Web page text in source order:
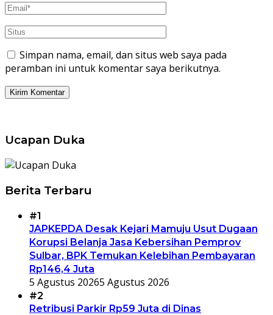
Simpan nama, email, dan situs web saya pada
peramban ini untuk komentar saya berikutnya.
Ucapan Duka
Berita Terbaru
#1
JAPKEPDA Desak Kejari Mamuju Usut Dugaan
Korupsi Belanja Jasa Kebersihan Pemprov
Sulbar, BPK Temukan Kelebihan Pembayaran
Rp146,4 Juta
5 Agustus 20265 Agustus 2026
#2
Retribusi Parkir Rp59 Juta di Dinas